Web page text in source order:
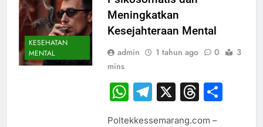
KESEHATAN
MENTAL
Meningkatkan
Kesejahteraan Mental
admin 1 tahun ago 0
3
mins
WhatsApp
Telegram
X
Poltekkessemarang.com –